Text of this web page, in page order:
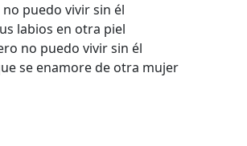
puedo vivir sin él
labios en otra piel
no puedo vivir sin él
se enamore de otra mujer